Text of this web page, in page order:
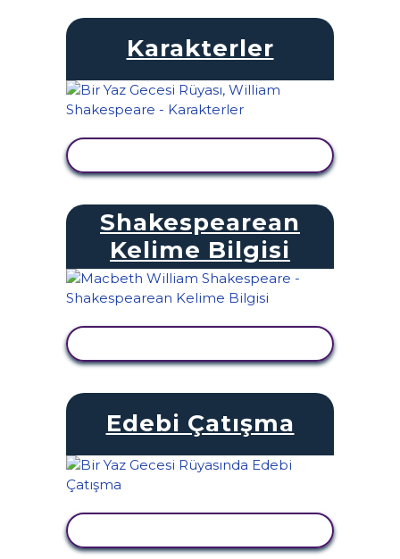
Karakterler
Shakespearean
Kelime Bilgisi
Edebi Çatışma